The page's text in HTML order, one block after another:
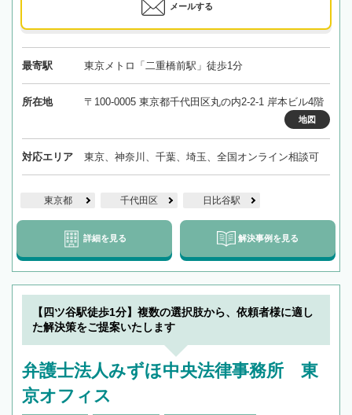
メールする
最寄駅 東京メトロ「二重橋前駅」徒歩1分
所在地 〒100-0005 東京都千代田区丸の内2-2-1 岸本ビル4階
地図
対応エリア 東京、神奈川、千葉、埼玉、全国オンライン相談可
東京都 千代田区 日比谷駅
詳細を見る 解決事例を見る
【四ツ谷駅徒歩1分】複数の選択肢から、依頼者様に適し
た解決策をご提案いたします
弁護士法人みずほ中央法律事務所 東
京オフィス